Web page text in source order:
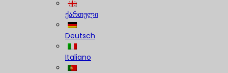
ქართული
Deutsch
Italiano